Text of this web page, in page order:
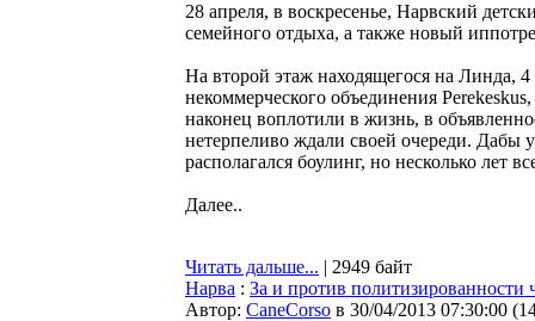
28 апреля, в воскресенье, Нарвский
семейного отдыха, а также новый
На второй этаж находящегося на Линда,
некоммерческого объединения
наконец воплотили в жизнь, в
нетерпеливо ждали своей очереди. Дабы
располагался боулинг, но несколько лет
Далее..
Читать дальше... | 2949 байт
Нарва : За и против политизированности
Автор: CaneCorso в 30/04/2013 07:30:00 (